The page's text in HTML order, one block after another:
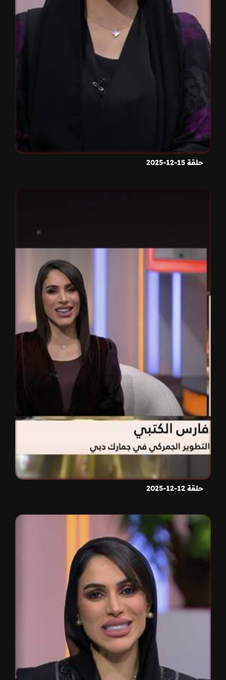
حلقة 15-12-2025
حلقة 12-12-2025